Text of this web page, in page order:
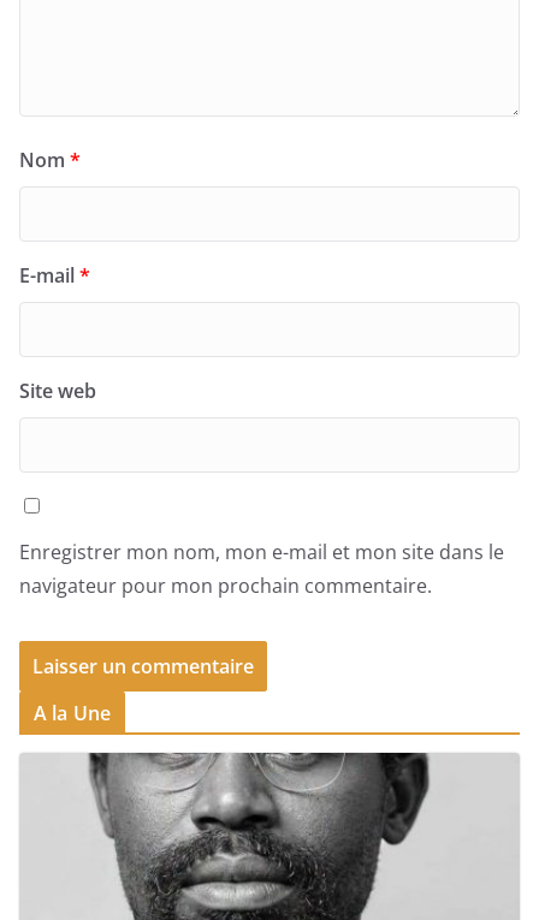
Nom *
E-mail*
Site web
Enregistrer mon nom, mon e-mail et mon site dans le
navigateur pour mon prochain commentaire.
A la Une